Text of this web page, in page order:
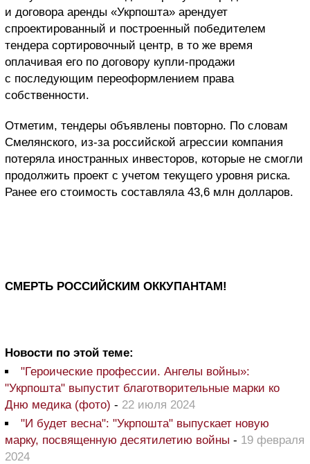
и договора аренды «Укрпошта» арендует
спроектированный и построенный победителем
тендера сортировочный центр, в то же время
оплачивая его по договору купли-продажи
с последующим переоформлением права
собственности.
Отметим, тендеры объявлены повторно. По словам
Смелянского, из-за российской агрессии компания
потеряла иностранных инвесторов, которые не смогли
продолжить проект с учетом текущего уровня риска.
Ранее его стоимость составляла 43,6 млн долларов.
СМЕРТЬ РОССИЙСКИМ ОККУПАНТАМ!
Новости по этой теме:
"Героические профессии. Ангелы войны»:
"Укрпошта" выпустит благотворительные марки ко
Дню медика (фото) - 22 июля 2024
"И будет весна": "Укрпошта" выпускает новую
марку, посвященную десятилетию войны - 19 февраля
2024